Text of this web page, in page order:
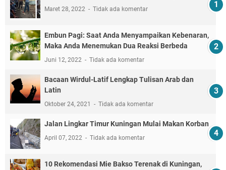
Maret 28, 2022 Tidak ada komentar
Embun Pagi: Saat Anda Menyampaikan Kebenaran,
Maka Anda Menemukan Dua Reaksi Berbeda
Juni 12, 2022 Tidak ada komentar
Bacaan Wirdul-Latif Lengkap Tulisan Arab dan
Latin
Oktober 24, 2021 Tidak ada komentar
Jalan Lingkar Timur Kuningan Mulai Makan Korban
April 07, 2022 Tidak ada komentar
10 Rekomendasi Mie Bakso Terenak di Kuningan,